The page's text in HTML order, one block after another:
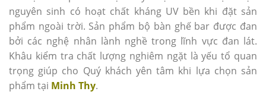
nguyên sinh có hoạt chất kháng UV bền khi đặt sản
phẩm ngoài trời. Sản phẩm bộ bàn ghế bar được đan
bởi các nghệ nhân lành nghề trong lĩnh vực đan lát.
Khâu kiểm tra chất lượng nghiêm ngặt là yếu tổ quan
trọng giúp cho Quý khách yên tâm khi lựa chọn sản
phẩm tại Minh Thy.